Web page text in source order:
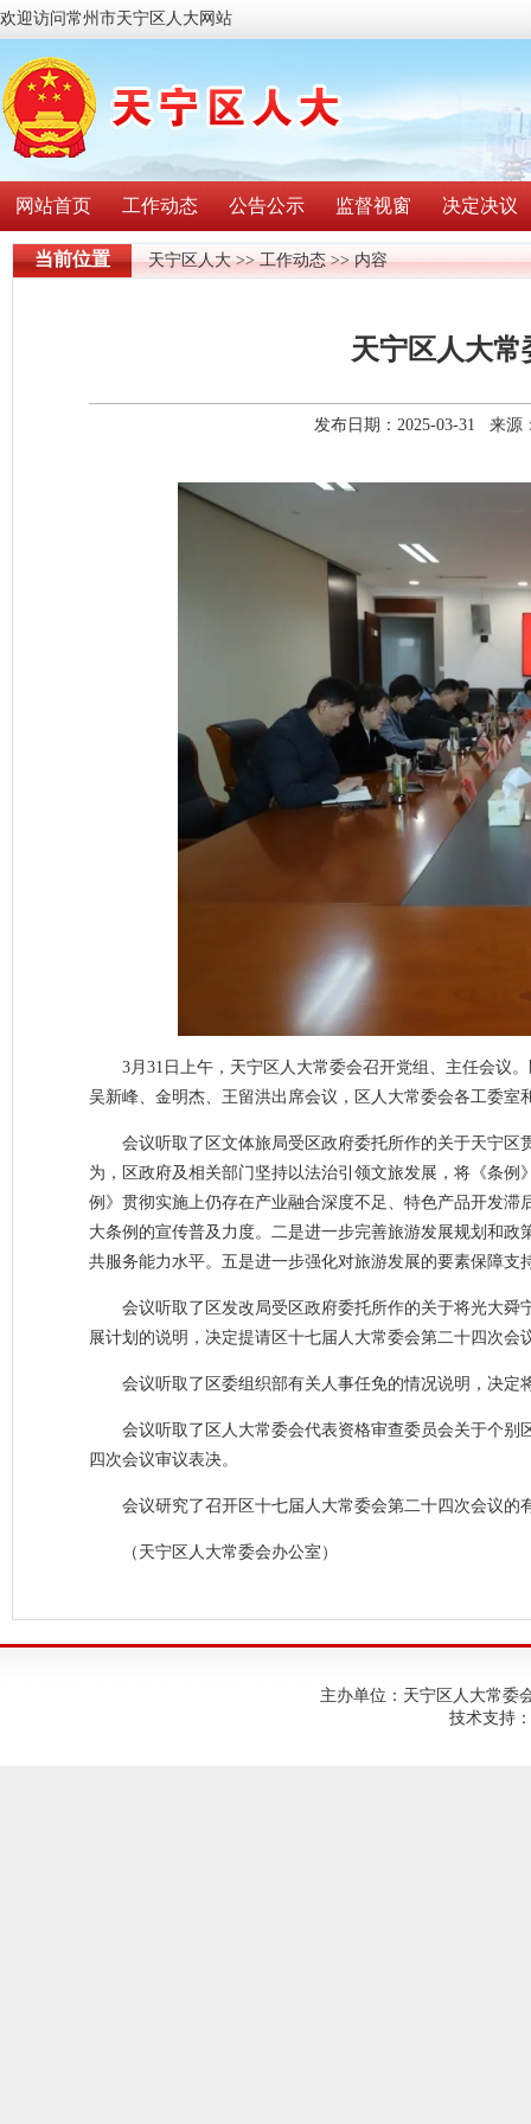
欢迎访问常州市天宁区人大网站
网站首页 工作动态 公告公示 监督视窗 决定决议
当前位置 天宁区人大>>工作动态>> 内容
天宁区人大
发布日期：2025-03-31 来源
3月31日上午， 天宁区人大常委会召开党组、主任会议
吴新峰、金明杰、王留洪出席会议，区人大常委会各工委
会议听取了区文体旅局受区政府委托所作的关于天宁
为，区政府及相关部门坚持以法治引领文旅发展，将《条
例》贯彻实施上仍存在产业融合深度不足、特色产品开发
大条例的宣传普及力度。二是进一步完善旅游发展规划和
共服务能力水平。五是进一步强化对旅游发展的要素保障支
会议听取了区发改局受区政府委托所作的关于将光大舜
展计划的说明，决定提请区十七届人大常委会第二十四次会
会议听取了区委组织部有关人事任免的情况说明，决
会议听取了区人大常委会代表资格审查委员会关于个
四次会议审议表决。
会议研究了召开区十七届人大常委会第二十四次会议的
（天宁区人大常委会办公室 ）
主办单位：天宁区人大常委
技术支持